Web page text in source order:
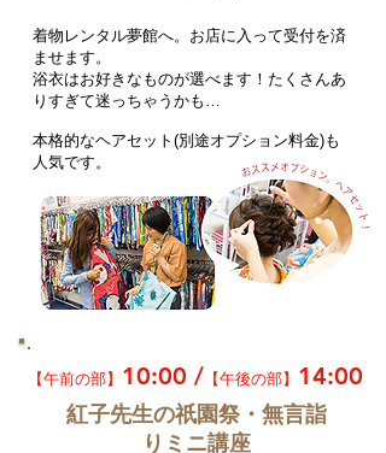
着物レンタル夢館へ。お店に入って受付を済
ませます。
浴衣はお好きなものが選べます！たくさんあ
りすぎて迷っちゃうかも…
本格的なヘアセット(別途オプション料金)も
人気です。
【午前の部】 10:00 / 【午後の部】 14:00
紅子先生の祇園祭・無言詣
りミニ講座